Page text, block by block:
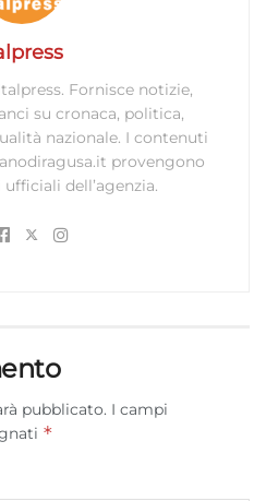
Fornisce notizie,
su cronaca, politica,
nazionale. I contenuti
provengono
dell’agenzia.
pubblicato. I campi
*